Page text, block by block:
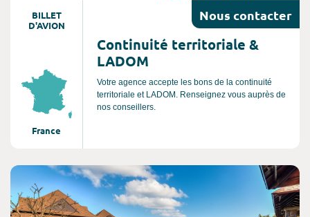
BILLET
D'AVION
France
Nous contacter
Continuité territoriale &
LADOM
Votre agence accepte les bons de la continuité
territoriale et LADOM. Renseignez vous auprès de
nos conseillers.
Consultez l'offre de voyage